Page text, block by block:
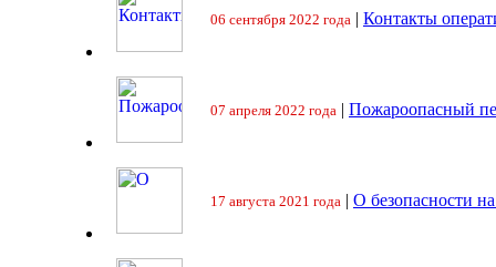
06 сентября 2022 года | Контакты
07 апреля 2022 года | Пожароопасный
17 августа 2021 года | О безопасности